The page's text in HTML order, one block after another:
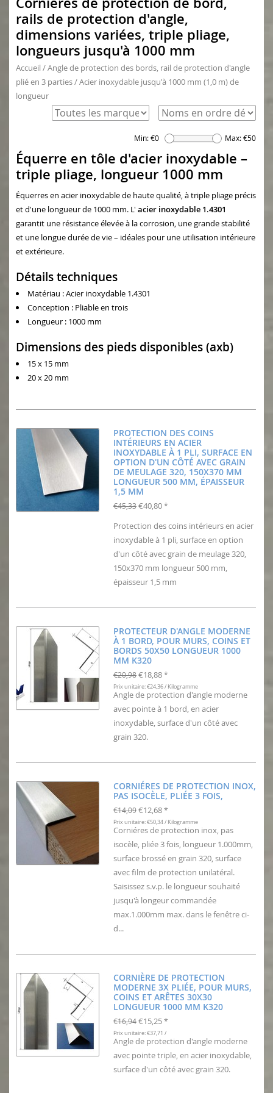
rails de protection d'angle,
dimensions variées, triple pliage,
longueurs jusqu'à 1000 mm
Accueil /Angle de protection des bords, rail de protection d'angle
plié en 3 parties/Acier inoxydable jusqu'à 1000 mm (1,0 m) de
longueur
Min: €0 Max: €50
Équerre en tôle d'acier inoxydable –
triple pliage, longueur 1000 mm
Équerres en acier inoxydable de haute qualité, à triple pliage précis
et d'une longueur de 1000 mm. L' acier inoxydable 1.4301
garantit une résistance élevée à la corrosion, une grande stabilité
et une longue durée de vie – idéales pour une utilisation intérieure
et extérieure.
Détails techniques
Matériau : Acier inoxydable 1.4301
Conception : Pliable en trois
Longueur : 1000 mm
Dimensions des pieds disponibles (axb)
15 x 15 mm
20 x 20 mm
PROTECTION DES COINS
INTÉRIEURS EN ACIER
INOXYDABLE À 1 PLI, SURFACE EN
OPTION D'UN CÔTÉ AVEC GRAIN
DE MEULAGE 320, 150X370 MM
LONGUEUR 500 MM, ÉPAISSEUR
1,5 MM
€45,33 €40,80 *
Protection des coins intérieurs en acier
inoxydable à 1 pli, surface en option
d'un côté avec grain de meulage 320,
150x370 mm longueur 500 mm,
épaisseur 1,5 mm
PROTECTEUR D'ANGLE MODERNE
À 1 BORD, POUR MURS, COINS ET
BORDS 50X50 LONGUEUR 1000
MM K320
€20,98 €18,88 *
Prix unitaire: €24,36 / Kilogramme
Angle de protection d'angle moderne
avec pointe à 1 bord, en acier
inoxydable, surface d'un côté avec
grain 320.
CORNIÉRES DE PROTECTION INOX,
PAS ISOCÈLE, PLIÉE 3 FOIS,
€14,09 €12,68 *
Prix unitaire: €50,34 / Kilogramme
Corniéres de protection inox, pas
isocèle, pliée 3 fois, longueur 1.000mm,
surface brossé en grain 320, surface
avec film de protection unilatéral.
Saisissez s.v.p. le longueur souhaité
jusqu'à longeur commandée
max.1.000mm max. dans le fenêtre ci-
d...
CORNIÈRE DE PROTECTION
MODERNE 3X PLIÉE, POUR MURS,
COINS ET ARÊTES 30X30
LONGUEUR 1000 MM K320
€16,94 €15,25 *
Prix unitaire: €37,71 /
Angle de protection d'angle moderne
avec pointe triple, en acier inoxydable,
surface d'un côté avec grain 320.